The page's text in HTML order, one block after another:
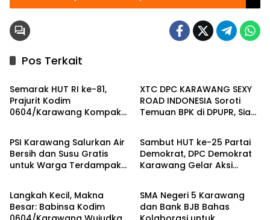
Pos Terkait
Berita
Semarak HUT RI ke-81,
Prajurit Kodim
0604/Karawang Kompak
XTC DPC KARAWANG SEXY
ROAD INDONESIA Soroti
Temuan BPK di DPUPR, Siap
Berita
PSI Karawang Salurkan Air
Bersih dan Susu Gratis
untuk Warga Terdampak
Berita
Sambut HUT ke-25 Partai
Demokrat, DPC Demokrat
Karawang Gelar Aksi
Berita
Langkah Kecil, Makna
Besar: Babinsa Kodim
Berita
SMA Negeri 5 Karawang
dan Bank BJB Bahas